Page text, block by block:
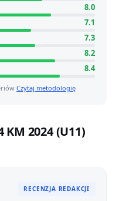
8.0
7.1
7.3
8.2
8.4
Czytaj metodologię
KM 2024 (U11)
RECENZJA REDAKCJI